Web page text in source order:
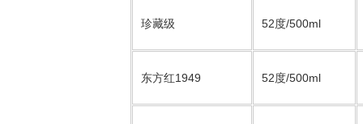
珍藏级 52度/500ml
东方红1949 52度/500ml